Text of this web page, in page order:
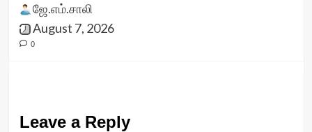
ஜே.எம்.சாலி
August 7, 2026
0
Leave a Reply